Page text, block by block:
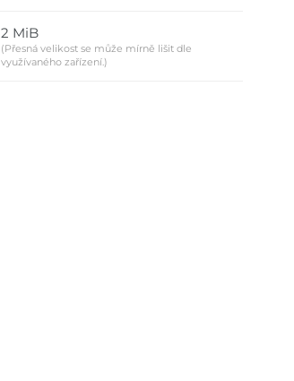
2 MiB
(Přesná velikost se může mírně lišit dle
využívaného zařízení.)